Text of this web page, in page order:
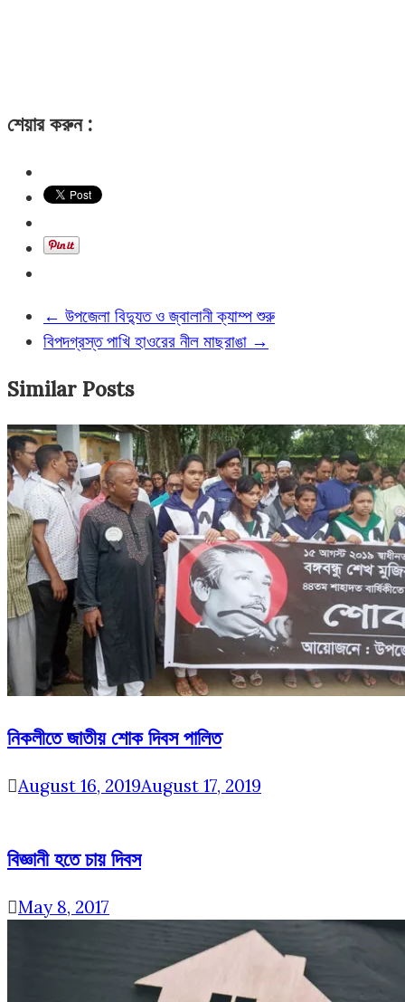
শেয়ার করুন :
← উপজেলা বিদ্যুত ও জ্বালানী ক্যাম্প শুরু
বিপদগ্রস্ত পাখি হাওরের নীল মাছরাঙা →
Similar Posts
নিকলীতে জাতীয় শোক দিবস পালিত
August 16, 2019August 17, 2019
বিজ্ঞানী হতে চায় দিবস
May 8, 2017